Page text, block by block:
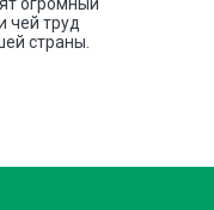
чей труд
страны.